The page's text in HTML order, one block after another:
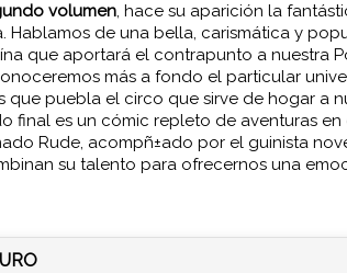
volumen, hace su aparición la
Hablamos de una bella, carismática y
que aportará el contrapunto a nuestra
más a fondo el particular
que puebla el circo que sirve de hogar a
final es un cómic repleto de aventuras en
Rude, acompñ±ado por el guinista
su talento para ofrecernos una